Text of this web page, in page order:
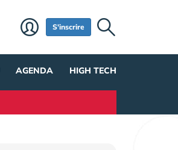
S'inscrire
AGENDA HIGH TECH